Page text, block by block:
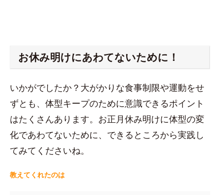
お休み明けにあわてないために！
いかがでしたか？大がかりな食事制限や運動をせ
ずとも、体型キープのために意識できるポイント
はたくさんあります。お正月休み明けに体型の変
化であわてないために、できるところから実践し
てみてくださいね。
教えてくれたのは